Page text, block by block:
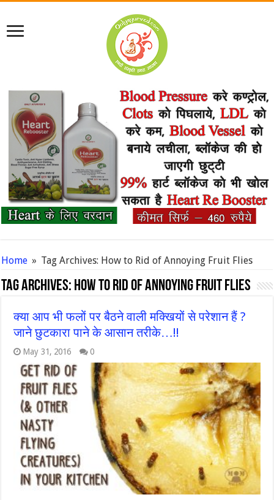
Home » Tag Archives: How to Rid of Annoying Fruit Flies
Tag Archives: How to Rid of Annoying Fruit Flies
क्या आप भी फलों पर बैठने वाली मक्खियों से परेशान हैं ?
जाने छुटकारा पाने के आसान तरीके…!!
May 31, 2016 0